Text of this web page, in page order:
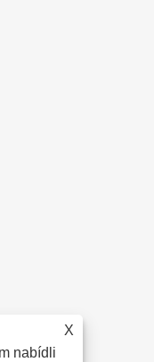
X
nabídli